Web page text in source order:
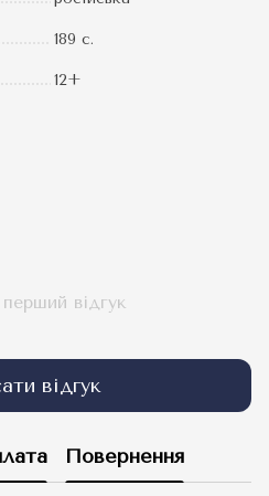
189 с.
12+
відгук
відгук
Повернення